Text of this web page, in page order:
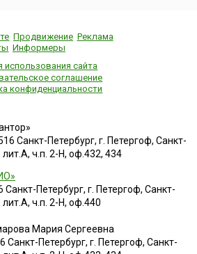
Продвижение Реклама
Информеры
использования сайта
соглашение
конфиденциальности
Санкт-Петербург, г. Петергоф, Санкт-
лит.А, ч.п. 2-Н, оф.432, 434
Петербург, г. Петергоф, Санкт-
лит.А, ч.п. 2-Н, оф.440
Мария Сергеевна
Санкт-Петербург, г. Петергоф, Санкт-